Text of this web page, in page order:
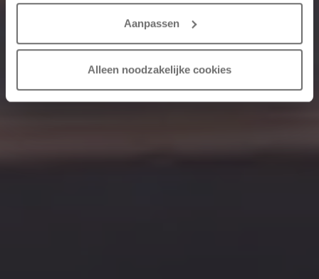
Aanpassen
Alleen noodzakelijke cookies